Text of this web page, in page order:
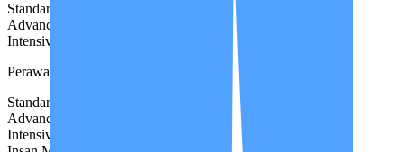
Standard
Advanced
Intensive
Perawat STR
Standard
Advanced
Intensive